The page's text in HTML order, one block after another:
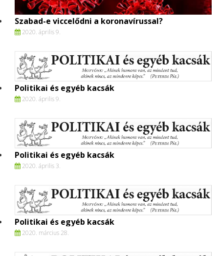
Szabad-e viccelődni a koronavírussal?
2020. április 9.
Politikai és egyéb kacsák
2020. április 9.
Politikai és egyéb kacsák
2020. április 3.
Politikai és egyéb kacsák
2020. március 28.